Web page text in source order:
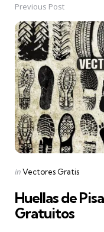
Post
navigation
Previous Post
Posted
inVectores Gratis
Huellas de
Gratuitos